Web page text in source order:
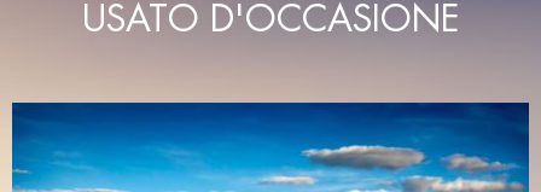
USATO D'OCCASIONE